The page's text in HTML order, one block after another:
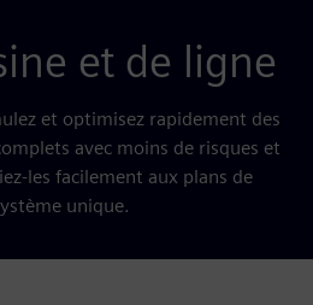
et de ligne
et optimisez rapidement des
avec moins de risques et
les facilement aux plans de
unique.